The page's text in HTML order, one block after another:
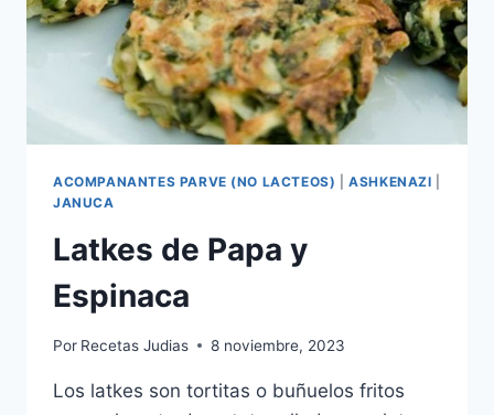
ACOMPANANTES PARVE (NO LACTEOS) |ASHKENAZI
JANUCA
Latkes de Papa y
Espinaca
Por Recetas Judias 8 noviembre, 2023
Los latkes son tortitas o buñuelos fritos